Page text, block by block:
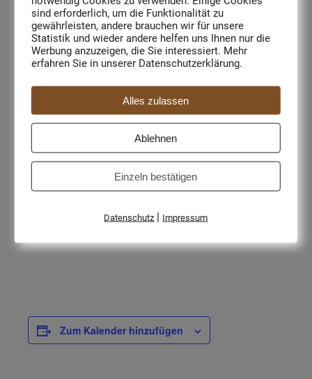
Kuchen)
Samstag: 70,00 Euro inkl. 1 Mittagessen +
Seminarpauschale
Auf dem Anmeldeformular bis17.09.2022mit der
Begleichung der kompletten Kursgebühr. Bei
Es kann jedoch gerne ein Ersatzteilnehmer gestellt
Zum Kalender hinzufügen
sind erforderlich, um die Funktionalität zu
gewährleisten, andere brauchen wir für unsere
Statistik und wieder andere helfen uns Ihnen nur die
Werbung anzuzeigen, die Sie interessiert. Mehr
erfahren Sie in unserer Datenschutzerklärung.
Alles zulassen
Ablehnen
Einzeln bestätigen
Datenschutz | Impressum